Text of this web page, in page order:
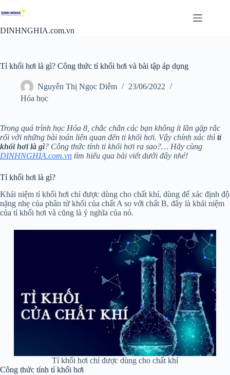
đến
nội
DINHNGHIA.com.vn
Tỉ khối hơi là gì? Công thức tỉ khối hơi và bài tập áp dụng
Nguyễn Thị Ngọc Diễm
23/06/2022
Hóa học
Trong quá trình học Hóa 8, chắc chắn các bạn không ít lần gặp rắc
rối với những bài toán liên quan đến tỉ khối hơi. Vậy chính xác thì tỉ
khối hơi là gì? Công thức tính tỉ khối hơi ra sao?… Hãy cùng
DINHNGHIA.com.vn tìm hiểu qua bài viết dưới đây nhé!
Tỉ khối hơi là gì?
Khái niệm tỉ khối hơi chỉ được dùng cho chất khí, dùng để xác định độ
nặng nhẹ của phân tử khối của chất A so với chất B, đây là khái niệm
của tỉ khối hơi và cũng là ý nghĩa của nó.
Tỉ khối hơi chỉ được dùng cho chất khí
Công thức tính tỉ khối hơi